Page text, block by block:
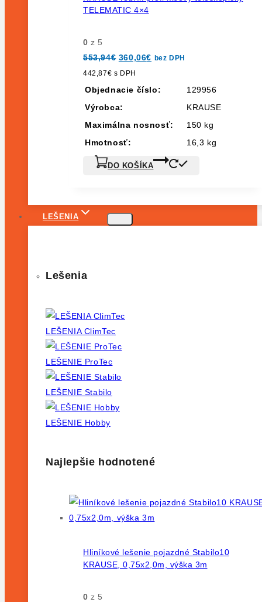
TELEMATIC 4×4
0 z 5
553,94€ Pôvodná
cena
bola:
360,06€ Aktuálna
cena
bez DPH
442,87€ s DPH
Objednacie číslo:
129956
Výrobca:
KRAUSE
Maximálna nosnosť:
150 kg
Hmotnosť:
16,3 kg
DO KOŠÍKA
LEŠENIA
Lešenia
LEŠENIA ClimTec
LEŠENIE ProTec
LEŠENIE Stabilo
LEŠENIE Hobby
Najlepšie hodnotené
Hliníkové lešenie pojazdné Stabilo10
KRAUSE, 0,75x2,0m, výška 3m
0 z 5